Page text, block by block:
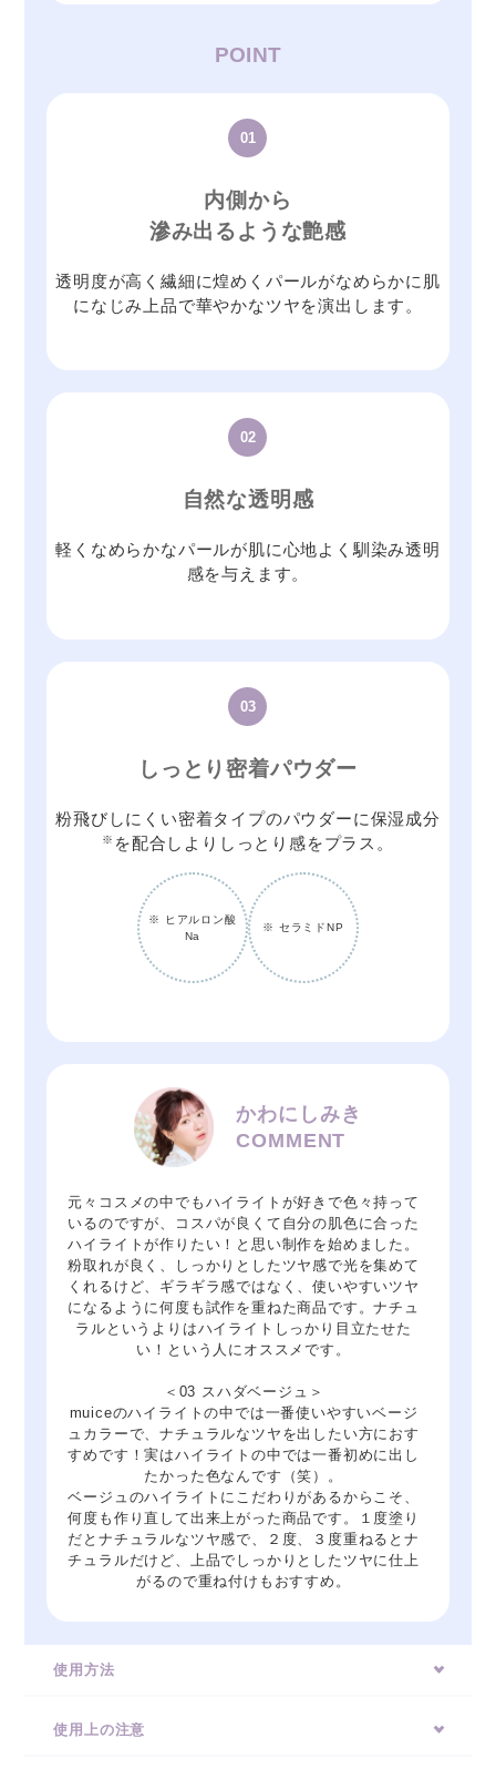
POINT
01
内側から
滲み出るような艶感
透明度が高く繊細に煌めくパールがなめらかに肌
になじみ上品で華やかなツヤを演出します。
02
自然な透明感
軽くなめらかなパールが肌に心地よく馴染み透明
感を与えます。
03
しっとり密着パウダー
粉飛びしにくい密着タイプのパウダーに保湿成分
※ を配合しよりしっとり感をプラス。
※ ヒアルロン酸
Na
※ セラミドNP
かわにしみき
COMMENT
元々コスメの中でもハイライトが好きで色々持って
いるのですが、コスパが良くて自分の肌色に合った
ハイライトが作りたい！と思い制作を始めました。
粉取れが良く、しっかりとしたツヤ感で光を集めて
くれるけど、ギラギラ感ではなく、使いやすいツヤ
になるように何度も試作を重ねた商品です。ナチュ
ラルというよりはハイライトしっかり目立たせた
い！という人にオススメです。
＜03 スハダベージュ＞
muiceのハイライトの中では一番使いやすいベージ
ュカラーで、ナチュラルなツヤを出したい方におす
すめです！実はハイライトの中では一番初めに出し
たかった色なんです（笑）。
ベージュのハイライトにこだわりがあるからこそ、
何度も作り直して出来上がった商品です。１度塗り
だとナチュラルなツヤ感で、２度、３度重ねるとナ
チュラルだけど、上品でしっかりとしたツヤに仕上
がるので重ね付けもおすすめ。
使用方法
使用上の注意